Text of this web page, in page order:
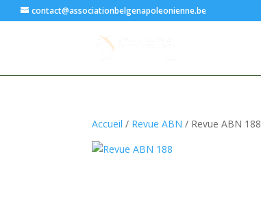
contact@associationbelgenapoleonienne.be
Accueil / Revue ABN / Revue ABN 188